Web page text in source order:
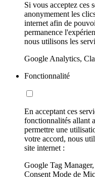
Si vous acceptez ces
anonymement les
internet afin de
permanence
nous utilisons les
Google Analytics,
Fonctionnalité
En acceptant ces
fonctionnalités allant
permettre une
votre accord, nous
site internet :
Google Tag
Consent Mode de